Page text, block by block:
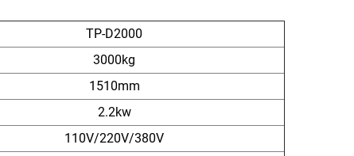
TP-D2000
3000kg
1510mm
2.2kw
110V/220V/380V